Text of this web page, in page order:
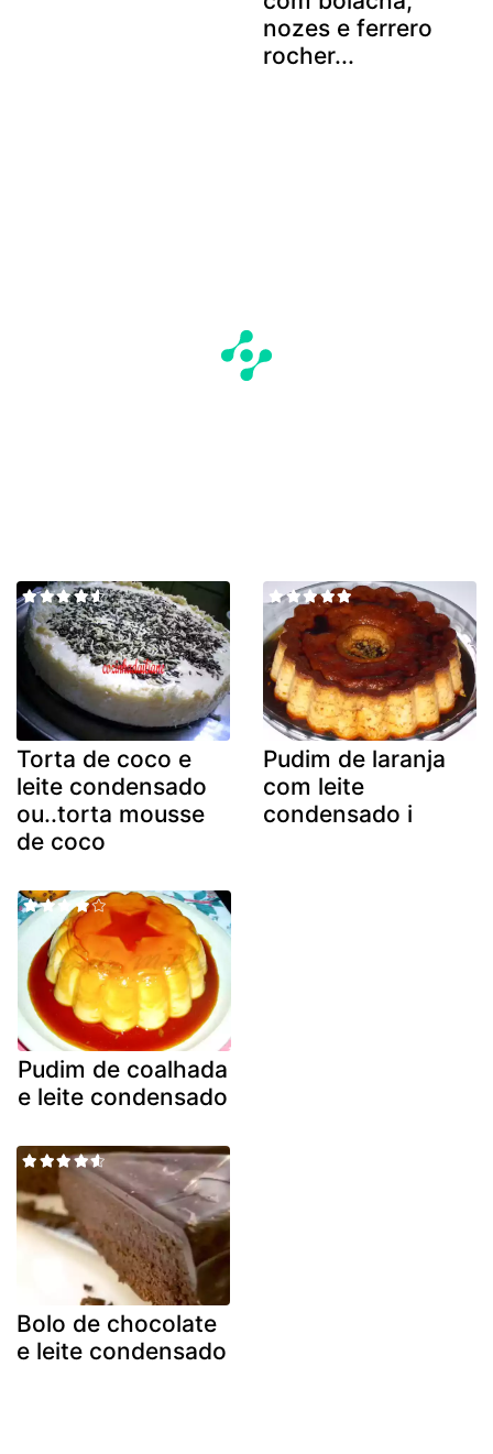
nozes e ferrero
rocher...
Torta de coco e
leite condensado
ou..torta mousse
de coco
Pudim de laranja
com leite
condensado i
Pudim de coalhada
e leite condensado
Bolo de chocolate
e leite condensado